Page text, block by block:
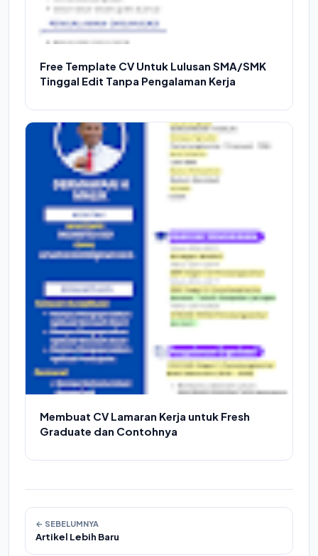
Free Template CV Untuk Lulusan SMA/SMK
Tinggal Edit Tanpa Pengalaman Kerja
Membuat CV Lamaran Kerja untuk Fresh
Graduate dan Contohnya
← SEBELUMNYA
Artikel Lebih Baru